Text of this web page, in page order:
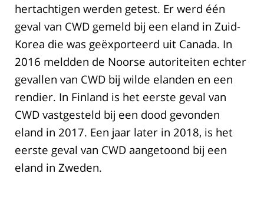
hertachtigen werden getest. Er werd één
geval van CWD gemeld bij een eland in Zuid-
Korea die was geëxporteerd uit Canada. In
2016 meldden de Noorse autoriteiten echter
gevallen van CWD bij wilde elanden en een
rendier. In Finland is het eerste geval van
CWD vastgesteld bij een dood gevonden
eland in 2017. Een jaar later in 2018, is het
eerste geval van CWD aangetoond bij een
eland in Zweden.